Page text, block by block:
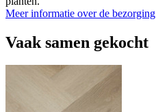
Meer informatie over de bezorging
Vaak samen gekocht